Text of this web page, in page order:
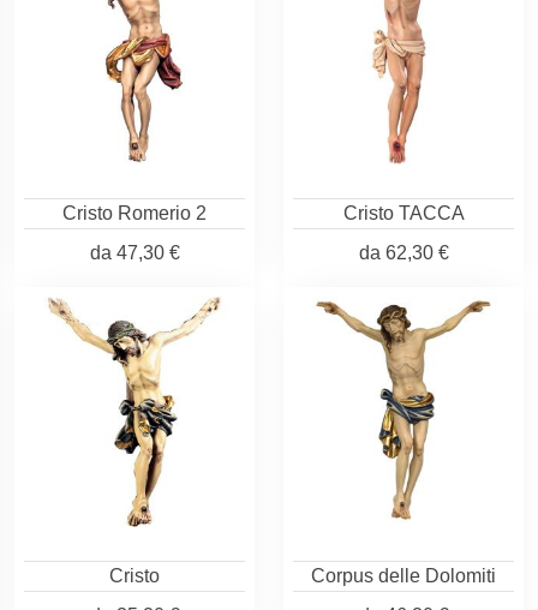
Cristo Romerio 2
da 47,30 €
Cristo TACCA
da 62,30 €
Cristo
Corpus delle Dolomiti